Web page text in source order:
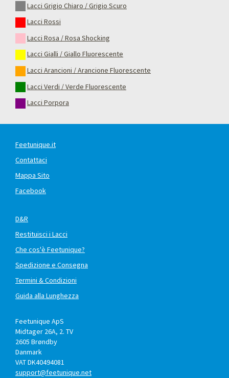
Lacci Grigio Chiaro / Grigio Scuro
Lacci Rossi
Lacci Rosa / Rosa Shocking
Lacci Gialli / Giallo Fluorescente
Lacci Arancioni / Arancione Fluorescente
Lacci Verdi / Verde Fluorescente
Lacci Porpora
Feetunique.it
Contattaci
Mappa Sito
Facebook
D&R
Restituisci i Lacci
Che cos'è Feetunique?
Spedizione e Consegna
Termini & Condizioni
Guida alla Lunghezza
Feetunique ApS
Midtager 26A, 2. TV
2605 Brøndby
Danmark
VAT DK40494081
support@feetunique.net